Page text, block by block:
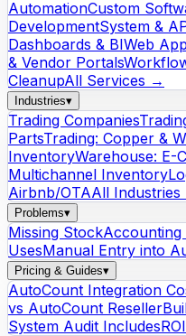
AutomationCustom
DevelopmentSystem &
Dashboards & BIWeb
& Vendor Portals
CleanupAll Services →
Industries▾
Trading Companies
PartsTrading: Copper &
InventoryWarehouse: E-
Multichannel Inventory
Airbnb/OTAAll
Problems▾
Missing StockAccounting
UsesManual Entry into
Pricing & Guides▾
AutoCount Integration
vs AutoCount Reseller
System Audit Includes